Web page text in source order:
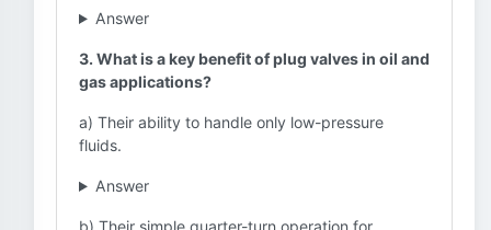
Answer
3. What is a key benefit of plug valves in oil and
gas applications?
a) Their ability to handle only low-pressure
fluids.
Answer
b) Their simple quarter-turn operation for